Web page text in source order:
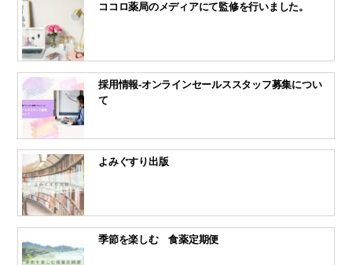
ココロ薬局のメディアにて監修を行いました。
採用情報-オンラインセールススタッフ募集につい
て
よみぐすり出版
季節を楽しむ 食薬定期便